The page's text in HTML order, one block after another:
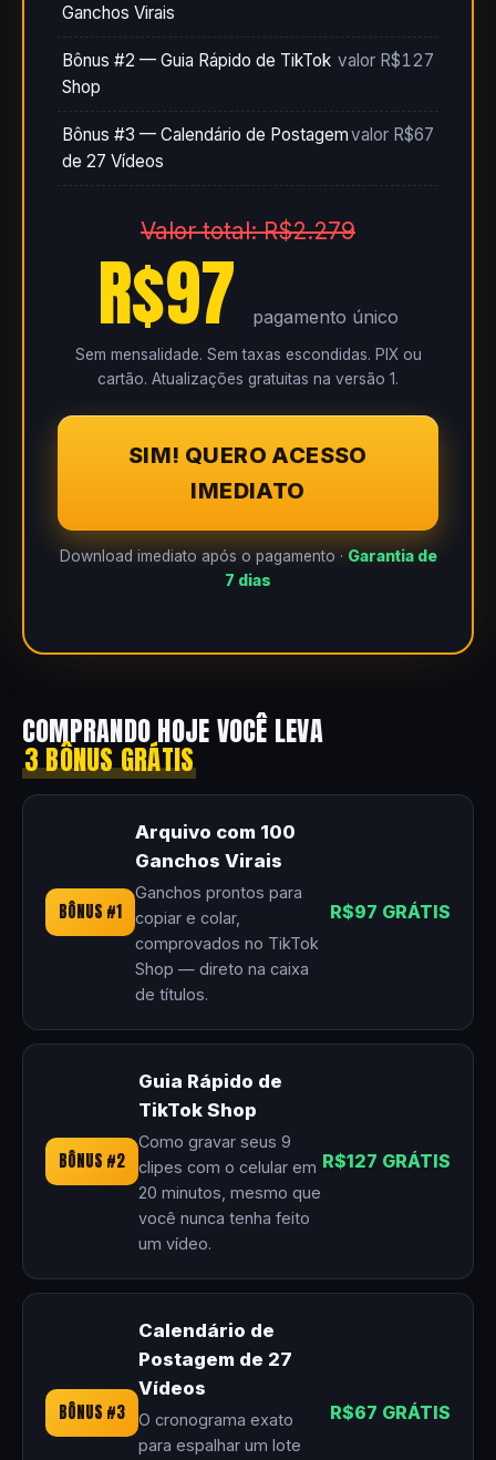
Ganchos Virais
Bônus #2 — Guia Rápido de TikTok
Shop
valor R$127
Bônus #3 — Calendário de Postagem
de 27 Vídeos
valor R$67
Valor total: R$2.279
R$97 pagamento único
Sem mensalidade. Sem taxas escondidas. PIX ou
cartão. Atualizações gratuitas na versão 1.
SIM! QUERO ACESSO
IMEDIATO
Download imediato após o pagamento · Garantia de
7 dias
COMPRANDO HOJE VOCÊ LEVA
3 BÔNUS GRÁTIS
BÔNUS #1
Arquivo com 100
Ganchos Virais
Ganchos prontos para
copiar e colar,
comprovados no TikTok
Shop — direto na caixa
de títulos.
R$97 GRÁTIS
BÔNUS #2
Guia Rápido de
TikTok Shop
Como gravar seus 9
clipes com o celular em
20 minutos, mesmo que
você nunca tenha feito
um vídeo.
R$127 GRÁTIS
BÔNUS #3
Calendário de
Postagem de 27
Vídeos
O cronograma exato
para espalhar um lote
R$67 GRÁTIS